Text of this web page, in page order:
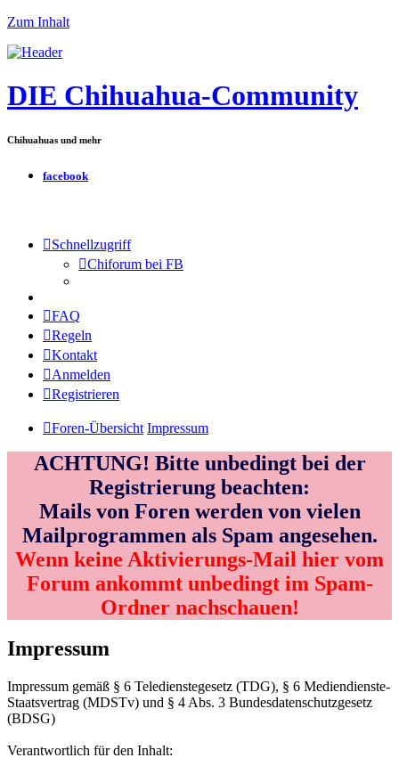
Zum Inhalt
DIE Chihuahua-Community
Chihuahuas und mehr
facebook
Schnellzugriff
Chiforum bei FB
FAQ
Regeln
Kontakt
Anmelden
Registrieren
Foren-Übersicht Impressum
ACHTUNG! Bitte unbedingt bei der
Registrierung beachten:
Mails von Foren werden von vielen
Mailprogrammen als Spam angesehen.
Wenn keine Aktivierungs-Mail hier vom
Forum ankommt unbedingt im Spam-
Ordner nachschauen!
Impressum
Impressum gemäß § 6 Teledienstegesetz (TDG), § 6 Mediendienste-
Staatsvertrag (MDSTv) und § 4 Abs. 3 Bundesdatenschutzgesetz
(BDSG)
Verantwortlich für den Inhalt: